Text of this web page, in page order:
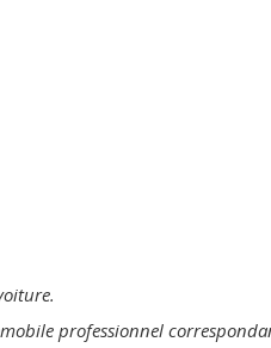
professionnel